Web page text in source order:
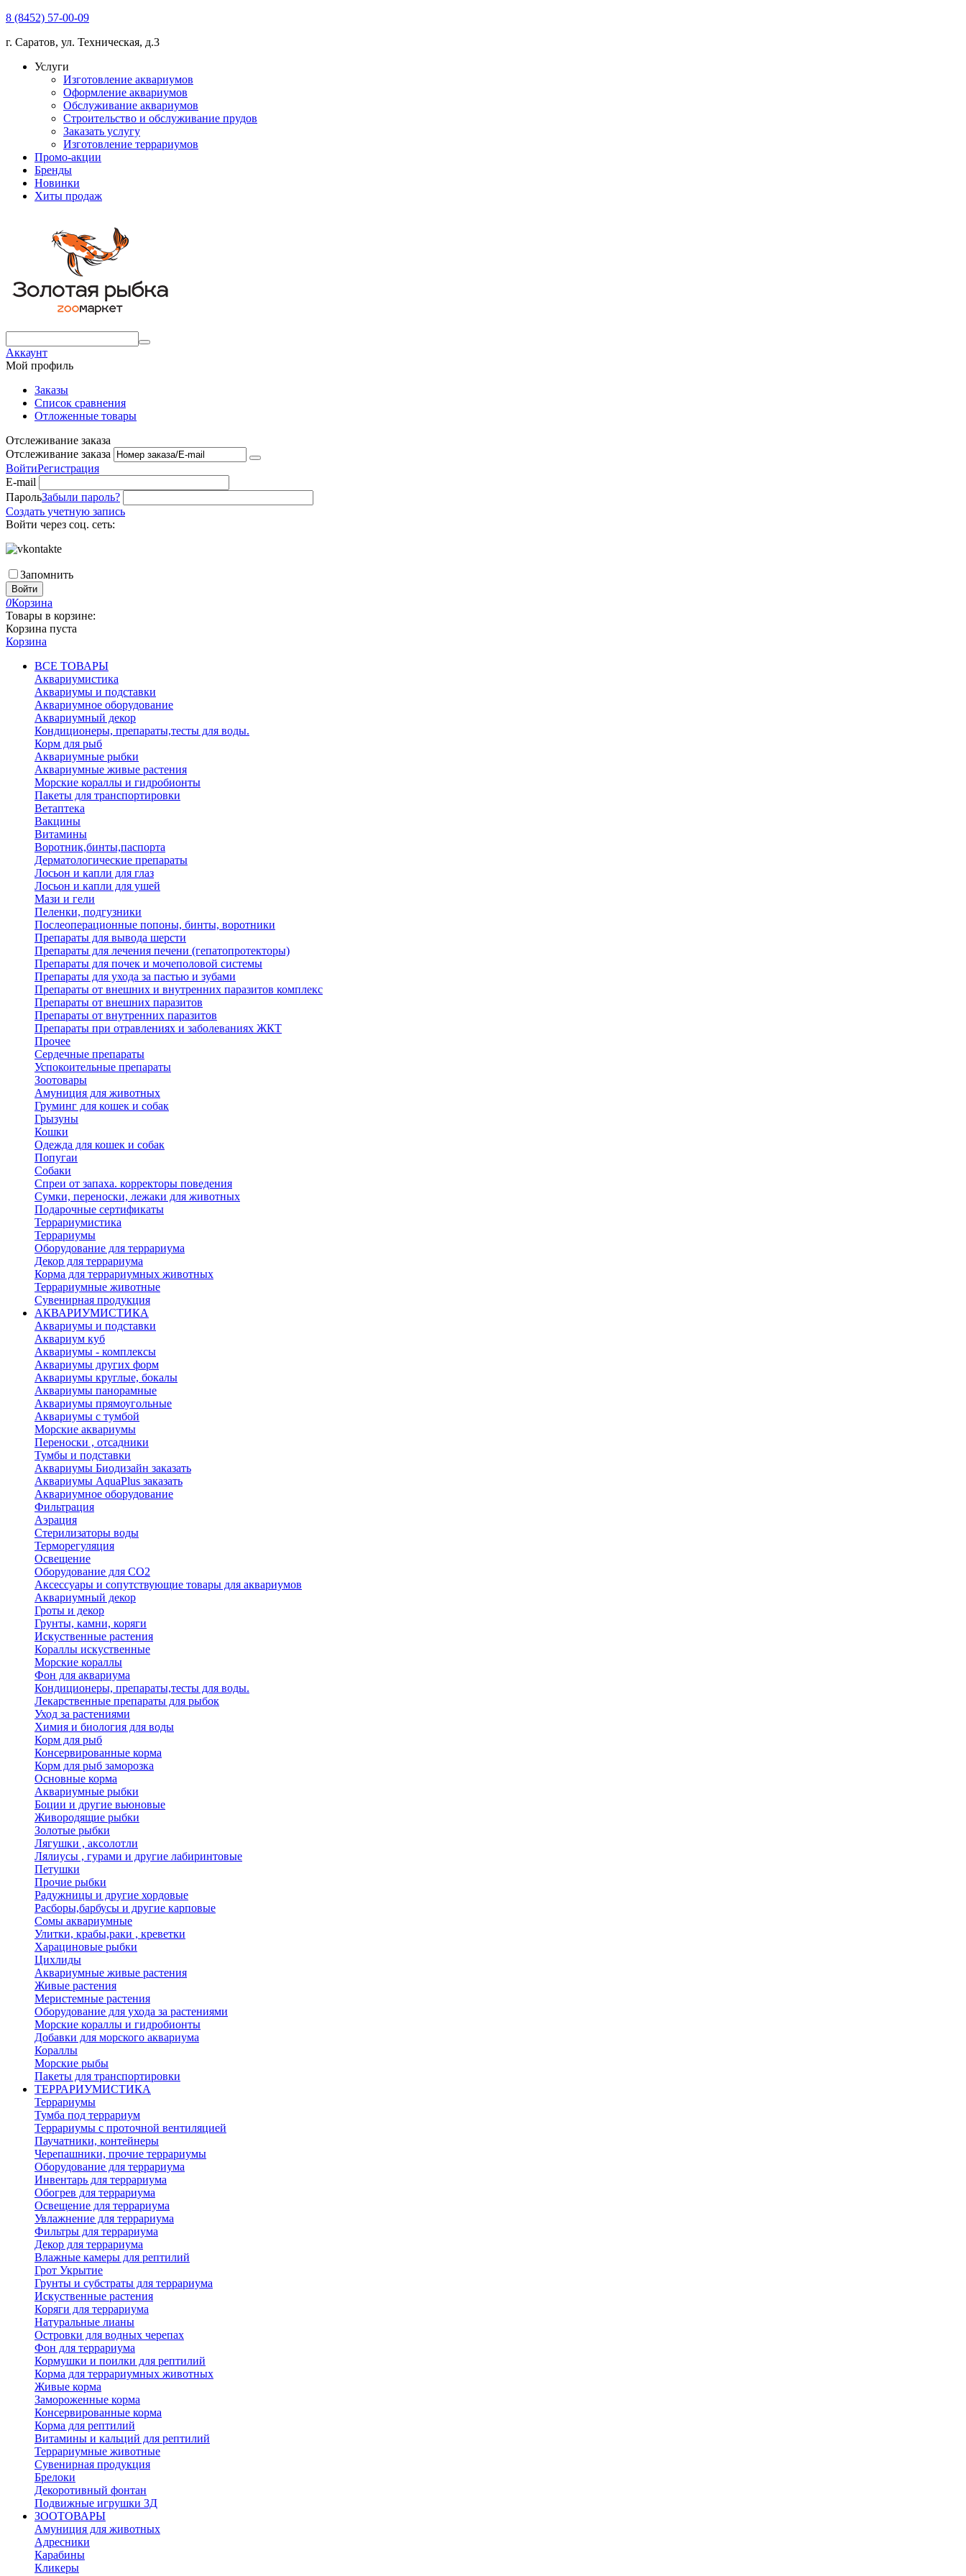
8 (8452) 57-00-09
г. Саратов, ул. Техническая, д.3
Услуги
Изготовление аквариумов
Оформление аквариумов
Обслуживание аквариумов
Строительство и обслуживание прудов
Заказать услугу
Изготовление террариумов
Промо-акции
Бренды
Новинки
Хиты продаж
Аккаунт
Мой профиль
Заказы
Список сравнения
Отложенные товары
Отслеживание заказа
Отслеживание заказа
ВойтиРегистрация
E-mail
ПарольЗабыли пароль?
Создать учетную запись
Войти через соц. сеть:
Запомнить
Войти
0Корзина
Товары в корзине:
Корзина пуста
Корзина
ВСЕ ТОВАРЫ
Аквариумистика
Аквариумы и подставки
Аквариумное оборудование
Аквариумный декор
Кондиционеры, препараты,тесты для воды.
Корм для рыб
Аквариумные рыбки
Аквариумные живые растения
Морские кораллы и гидробионты
Пакеты для транспортировки
Ветаптека
Вакцины
Витамины
Воротник,бинты,паспорта
Дерматологические препараты
Лосьон и капли для глаз
Лосьон и капли для ушей
Мази и гели
Пеленки, подгузники
Послеоперационные попоны, бинты, воротники
Препараты для вывода шерсти
Препараты для лечения печени (гепатопротекторы)
Препараты для почек и мочеполовой системы
Препараты для ухода за пастью и зубами
Препараты от внешних и внутренних паразитов комплекс
Препараты от внешних паразитов
Препараты от внутренних паразитов
Препараты при отравлениях и заболеваниях ЖКТ
Прочее
Сердечные препараты
Успокоительные препараты
Зоотовары
Амуниция для животных
Груминг для кошек и собак
Грызуны
Кошки
Одежда для кошек и собак
Попугаи
Собаки
Спреи от запаха. корректоры поведения
Сумки, переноски, лежаки для животных
Подарочные сертификаты
Террариумистика
Террариумы
Оборудование для террариума
Декор для террариума
Корма для террариумных животных
Террариумные животные
Сувенирная продукция
АКВАРИУМИСТИКА
Аквариумы и подставки
Аквариум куб
Аквариумы - комплексы
Аквариумы других форм
Аквариумы круглые, бокалы
Аквариумы панорамные
Аквариумы прямоугольные
Аквариумы с тумбой
Морские аквариумы
Переноски , отсадники
Тумбы и подставки
Аквариумы Биодизайн заказать
Аквариумы AquaPlus заказать
Аквариумное оборудование
Фильтрация
Аэрация
Стерилизаторы воды
Терморегуляция
Освещение
Оборудование для CO2
Аксессуары и сопутствующие товары для аквариумов
Аквариумный декор
Гроты и декор
Грунты, камни, коряги
Искуственные растения
Кораллы искуственные
Морские кораллы
Фон для аквариума
Кондиционеры, препараты,тесты для воды.
Лекарственные препараты для рыбок
Уход за растениями
Химия и биология для воды
Корм для рыб
Консервированные корма
Корм для рыб заморозка
Основные корма
Аквариумные рыбки
Боции и другие вьюновые
Живородящие рыбки
Золотые рыбки
Лягушки , аксолотли
Лялиусы , гурами и другие лабиринтовые
Петушки
Прочие рыбки
Радужницы и другие хордовые
Расборы,барбусы и другие карповые
Сомы аквариумные
Улитки, крабы,раки , креветки
Харациновые рыбки
Цихлиды
Аквариумные живые растения
Живые растения
Меристемные растения
Оборудование для ухода за растениями
Морские кораллы и гидробионты
Добавки для морского аквариума
Кораллы
Морские рыбы
Пакеты для транспортировки
ТЕРРАРИУМИСТИКА
Террариумы
Тумба под террариум
Террариумы с проточной вентиляцией
Паучатники, контейнеры
Черепашники, прочие террариумы
Оборудование для террариума
Инвентарь для террариума
Обогрев для террариума
Освещение для террариума
Увлажнение для террариума
Фильтры для террариума
Декор для террариума
Влажные камеры для рептилий
Грот Укрытие
Грунты и субстраты для террариума
Искуственные растения
Коряги для террариума
Натуральные лианы
Островки для водных черепах
Фон для террариума
Кормушки и поилки для рептилий
Корма для террариумных животных
Живые корма
Замороженные корма
Консервированные корма
Корма для рептилий
Витамины и кальций для рептилий
Террариумные животные
Сувенирная продукция
Брелоки
Декоротивный фонтан
Подвижные игрушки 3Д
ЗООТОВАРЫ
Амуниция для животных
Адресники
Карабины
Кликеры